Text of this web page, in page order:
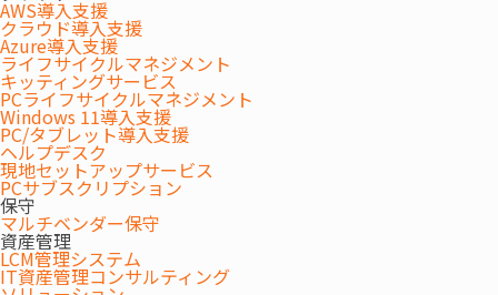
AWS導入支援
クラウド導入支援
Azure導入支援
ライフサイクルマネジメント
キッティングサービス
PCライフサイクルマネジメント
Windows 11導入支援
PC/タブレット導入支援
ヘルプデスク
現地セットアップサービス
PCサブスクリプション
保守
マルチベンダー保守
資産管理
LCM管理システム
IT資産管理コンサルティング
イク・スピーカー一体型デバイスでスマートに解決し
ます。
資料請求